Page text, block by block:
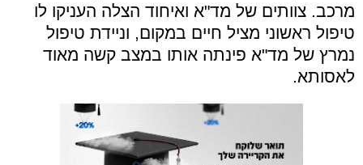
מרכב. צוותים של מד"א ואיחוד הצלה העניקו לו
טיפול ראשוני מציל חיים במקום, וניידת טיפול
נמרץ של מד"א פינתה אותו במצב קשה מאוד
לאסותא.